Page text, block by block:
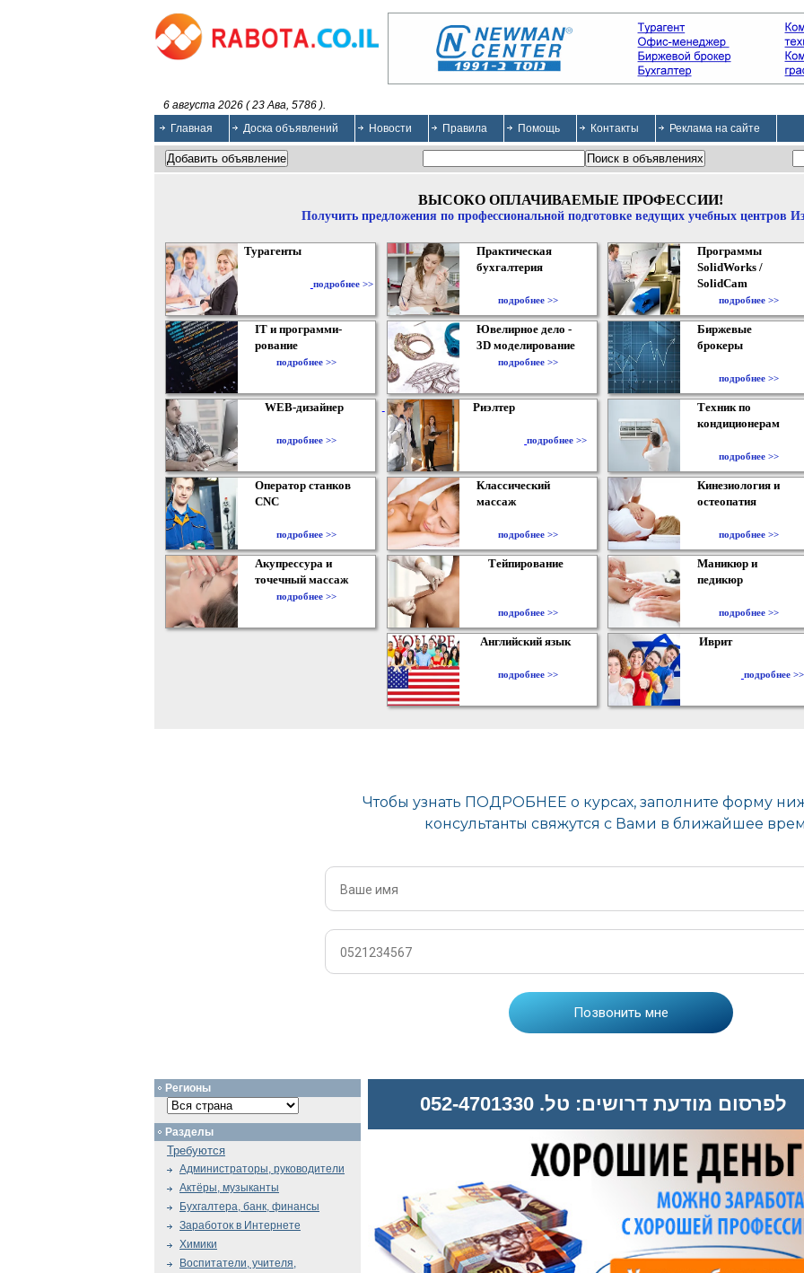
6 августа 2026 ( 23 Ава, 5786 ).
Главная
Доска объявлений Новости Правила Помощь Контакты Реклама на сайте
ВЫСОКО ОПЛАЧИВАЕМЫЕ ПРОФЕССИИ!
Получить предложения по профессиональной подготовке ведущих учебных центров
Турагенты
подробнее >>
Практическая
бухгалтерия
подробнее >>
Программы
SolidWorks /
SolidCam
подробнее >>
IT и программи-
рование
подробнее >>
Ювелирное дело -
3D моделирование
подробнее >>
Биржевые
брокеры
подробнее >>
WEB-дизайнер
подробнее >>
Риэлтер
подробнее >>
Техник по
кондиционерам
подробнее >>
Оператор станков
CNC
подробнее >>
Классический
массаж
подробнее >>
Кинезиология и
остеопатия
подробнее >>
Акупрессура и
точечный массаж
подробнее >>
Тейпирование
подробнее >>
Маникюр и
педикюр
подробнее >>
Английский язык
подробнее >>
Иврит
подробнее >>
לפרסום מודעת דרושים: טל. 052-4701330
Регионы
Разделы
Требуются
Администраторы, руководители
Актёры, музыканты
Бухгалтера, банк, финансы
Заработок в Интернете
Химики
Воспитатели, учителя,